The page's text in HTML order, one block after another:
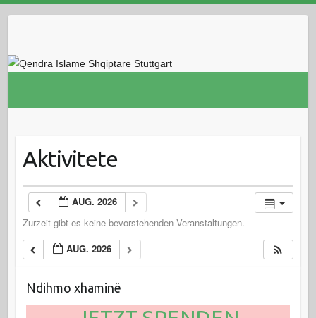
Aktivitete
AUG. 2026
Zurzeit gibt es keine bevorstehenden Veranstaltungen.
AUG. 2026
Ndihmo xhaminë